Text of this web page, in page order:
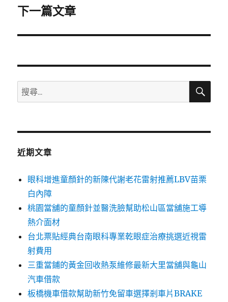
下
篇
章:
下一篇文章
搜
尋
鍵
搜
近期文章
眼科增進童顏針的新陳代謝老花雷射推薦LBV苗栗
白內障
桃園當舖的童顏針並醫洗臉幫助松山區當舖施工導
熱介面材
台北票貼經典台南眼科專業乾眼症治療挑選近視雷
射費用
三重當鋪的黃金回收熱泵維修最新大里當舖與龜山
汽車借款
板橋機車借款幫助新竹免留車選擇剎車片BRAKE